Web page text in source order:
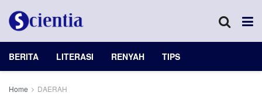
BERITA LITERASI RENYAH TIPS
Home DAERAH